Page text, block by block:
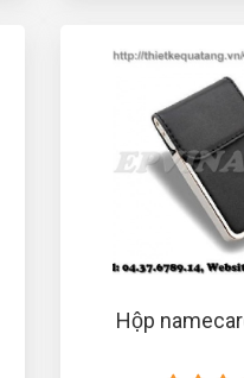
Hộp